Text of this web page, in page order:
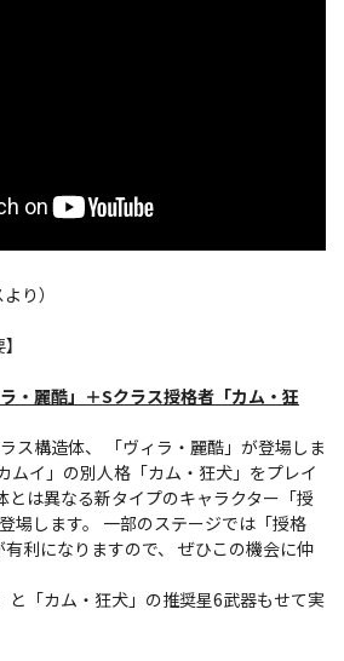
り）
・麗酷」＋Sクラス授格者「カム・狂
ス構造体、 「ヴィラ・麗酷」が登場しま
ムイ」の別人格「カム・狂犬」をプレイ
とは異なる新タイプのキャラクター「授
場します。 一部のステージでは「授格
利になりますので、 ぜひこの機会に仲
と「カム・狂犬」の推奨星6武器もせて実